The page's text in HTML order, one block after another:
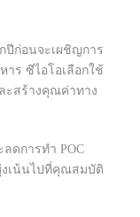
ปีก่อนจะเผชิญการ
าร ซีไอโอเลือกใช้
ะสร้างคุณค่าทาง
ดการทำ POC
งเน้นไปที่คุณสมบัติ